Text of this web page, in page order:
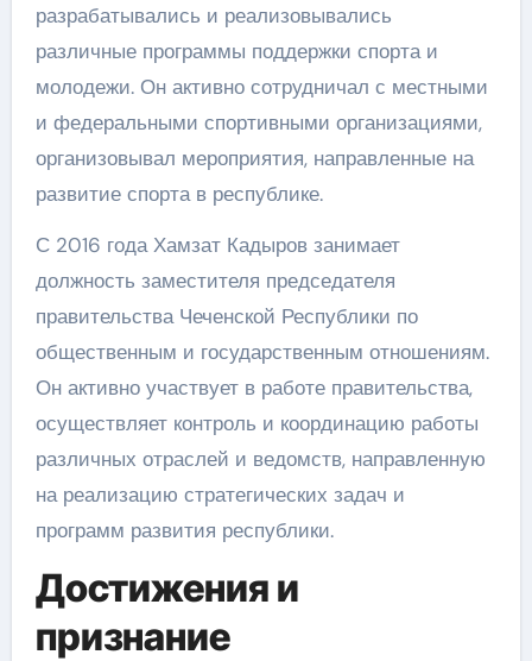
разрабатывались и реализовывались
различные программы поддержки спорта и
молодежи. Он активно сотрудничал с местными
и федеральными спортивными организациями,
организовывал мероприятия, направленные на
развитие спорта в республике.
С 2016 года Хамзат Кадыров занимает
должность заместителя председателя
правительства Чеченской Республики по
общественным и государственным отношениям.
Он активно участвует в работе правительства,
осуществляет контроль и координацию работы
различных отраслей и ведомств, направленную
на реализацию стратегических задач и
программ развития республики.
Достижения и
признание